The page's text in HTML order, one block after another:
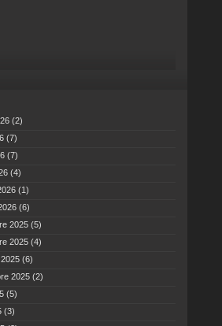
(2)
(7)
(7)
(4)
(1)
(6)
2025 (5)
2025 (4)
(6)
2025 (2)
(5)
(3)